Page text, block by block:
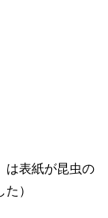
は表紙が昆虫の
）